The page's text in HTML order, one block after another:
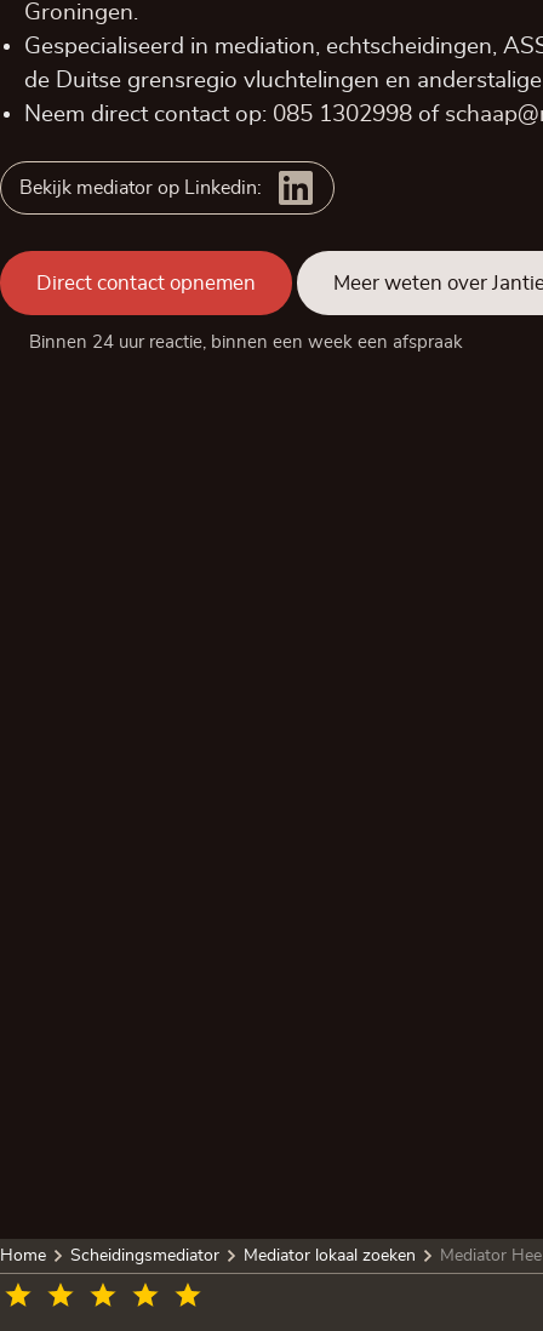
Groningen.
Gespecialiseerd in mediation, echtscheidingen,
de Duitse grensregio vluchtelingen en
Neem direct contact op: 085 1302998 of
Bekijk mediator op Linkedin:
Direct contact opnemen Meer weten over
Binnen 24 uur reactie, binnen een week een afspraak
Home Scheidingsmediator Mediator lokaal zoeken Mediator